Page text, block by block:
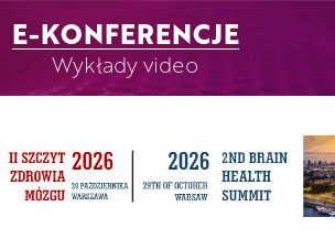
E-KONFERENCJE
Wykłady video